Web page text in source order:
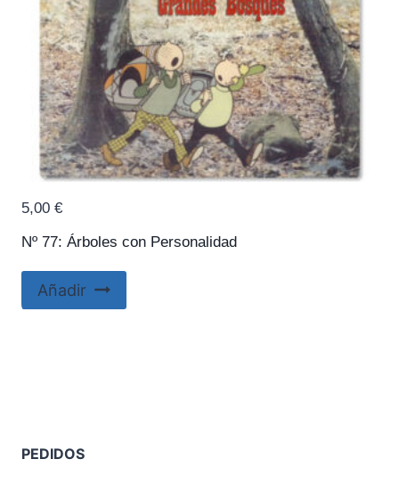
Nº 77: Árboles con Personalidad
5,00 €
Añadir
PEDIDOS